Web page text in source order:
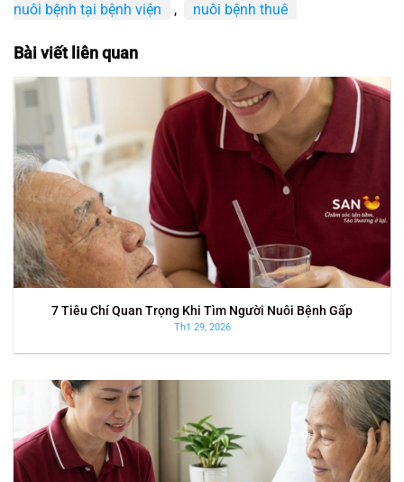
nuôi bệnh tại bệnh viện
, nuôi bệnh thuê
Bài viết liên quan
7 Tiêu Chí Quan Trọng Khi Tìm Người Nuôi Bệnh Gấp
Th1 29, 2026